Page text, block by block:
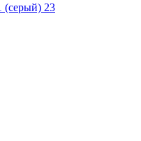
(серый) 23